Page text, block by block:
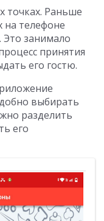
точках. Раньше
на телефоне
Это занимало
принятия
его гостю.
выбирать
разделить
его